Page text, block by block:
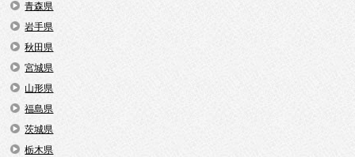
青森県
岩手県
秋田県
宮城県
山形県
福島県
茨城県
栃木県